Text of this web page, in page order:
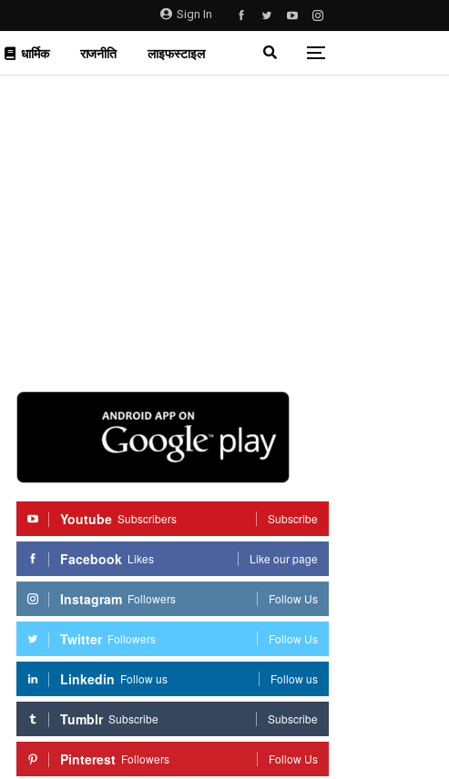
Sign In
धार्मिक राजनीति लाइफस्टाइल
Youtube Subscribers Subscribe
Facebook Likes Like our page
Instagram Followers Follow Us
Twitter Followers Follow Us
Linkedin Follow us Follow us
Tumblr Subscribe Subscribe
Pinterest Followers Follow Us